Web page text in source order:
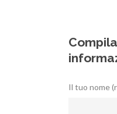
Il tuo nome